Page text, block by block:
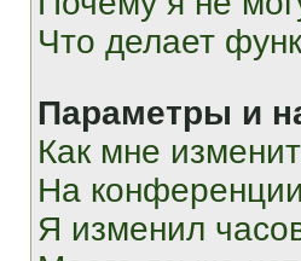
Что делает
Параметры и
Как мне
На
Я изменил